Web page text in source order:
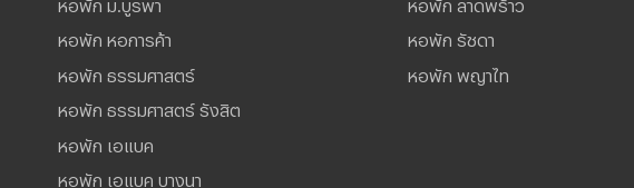
หอพัก หอการค้า
หอพัก ธรรมศาสตร์
หอพัก ธรรมศาสตร์ รังสิต
หอพัก เอแบค
หอพัก เอแบค บางนา
หอพัก รัชดา
หอพัก พญาไท